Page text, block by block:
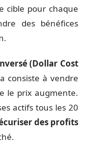
cible pour chaque
des bénéfices
(Dollar Cost
consiste à vendre
le prix augmente.
actifs tous les 20
des profits